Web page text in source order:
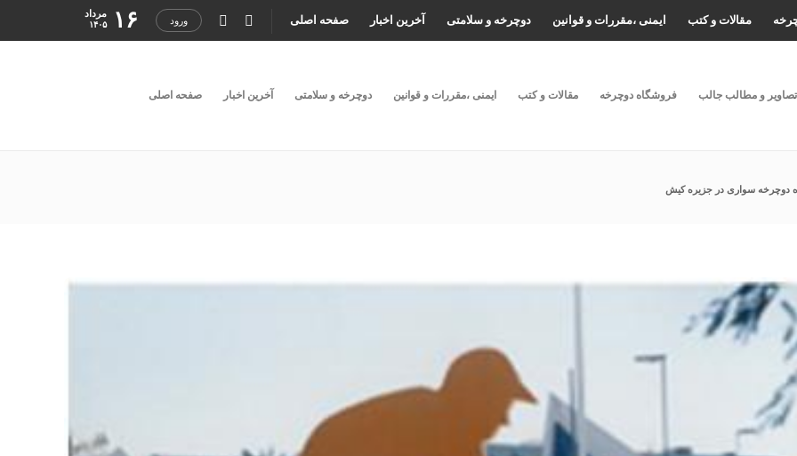
صفحه اصلی آخرین اخبار دوچرخه و سلامتی ایمنی ،مقررات و قوانین مقالات و کتب ورود ۱۶ مرداد
۱۴۰۵
صفحه اصلی آخرین اخبار دوچرخه و سلامتی ایمنی ،مقررات و قوانین مقالات و کتب فروشگاه دوچرخه تصاویر و مطالب جالب
دوچرخه سواری در جزیره کیش